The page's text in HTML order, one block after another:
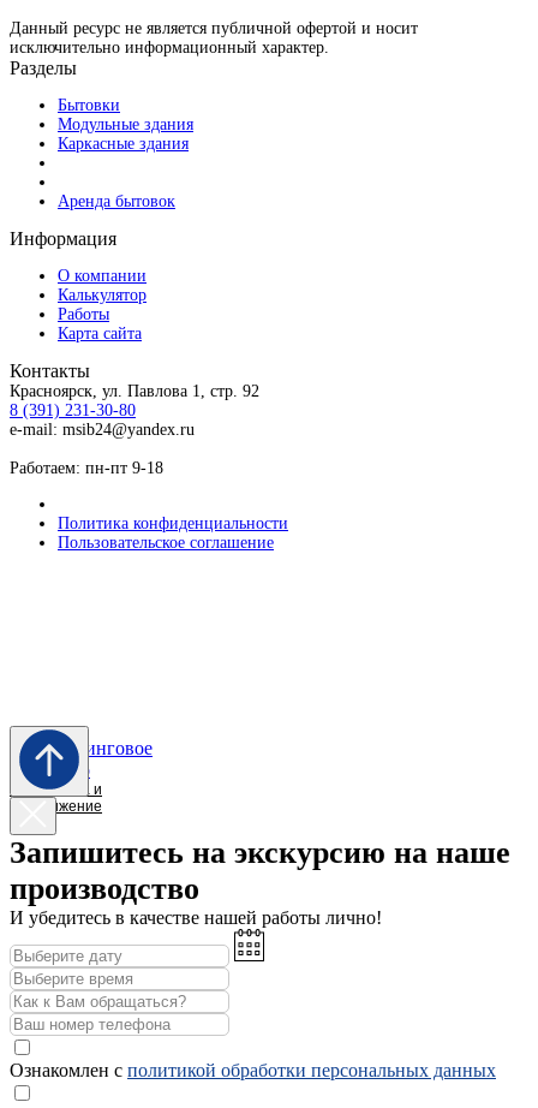
Данный ресурс не является публичной офертой и носит
исключительно информационный характер.
Разделы
Бытовки
Модульные здания
Каркасные здания
Аренда бытовок
Информация
О компании
Калькулятор
Работы
Карта сайта
Контакты
Красноярск, ул. Павлова 1, стр. 92
8 (391) 231-30-80
e-mail: msib24@yandex.ru
Работаем: пн-пт 9-18
Политика конфиденциальности
Пользовательское соглашение
Разработка и
продвижение
Запишитесь на экскурсию на наше
производство
И убедитесь в качестве нашей работы лично!
Ознакомлен с политикой обработки персональных данных